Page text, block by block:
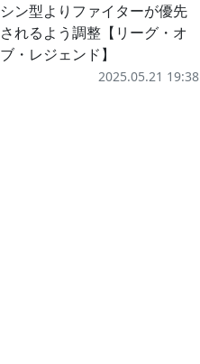
シン型よりファイターが優先
されるよう調整【リーグ・オ
ブ・レジェンド】
2025.05.21 19:38